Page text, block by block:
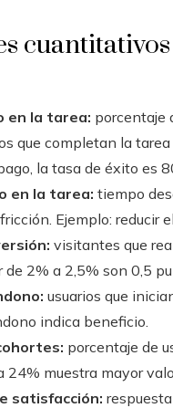
en la tarea: porcentaje
que completan la
la tasa de éxito es
en la tarea: tiempo
Ejemplo: reducir
visitantes que
de 2% a 2,5% son 0,5
usuarios que
indica beneficio.
porcentaje de
24% muestra mayor
satisfacción: